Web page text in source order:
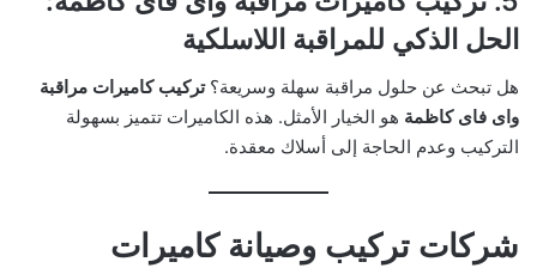
الحل الذكي للمراقبة اللاسلكية
هل تبحث عن حلول مراقبة سهلة وسريعة؟تركيب كاميرات مراقبة
واى فاى كاظمة هو الخيار الأمثل. هذه الكاميرات تتميز بسهولة
التركيب وعدم الحاجة إلى أسلاك معقدة.
شركات تركيب وصيانة كاميرات